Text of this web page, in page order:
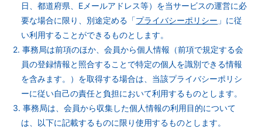
日、都道府県、Eメールアドレス等）を当サービスの運営に必
要な場合に限り、別途定める「プライバシーポリシー 」に従
い利用することができるものとします。
2. 事務局は前項のほか、会員から個人情報（前項で規定する会
員の登録情報と照合することで特定の個人を識別できる情報
を含みます。）を取得する場合は、当該プライバシーポリシ
ーに従い自己の責任と負担において利用するものとします。
3. 事務局は、会員から収集した個人情報の利用目的について
は、以下に記載するものに限り使用するものとします。